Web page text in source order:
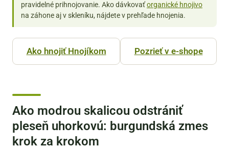
pravidelné prihnojovanie. Ako dávkovaťorganické hnojivo
na záhone aj v skleníku, nájdete v prehľade hnojenia.
Ako hnojiť Hnojíkom Pozrieť v e-shope
Ako modrou skalicou odstrániť
pleseň uhorkovú: burgundská zmes
krok za krokom